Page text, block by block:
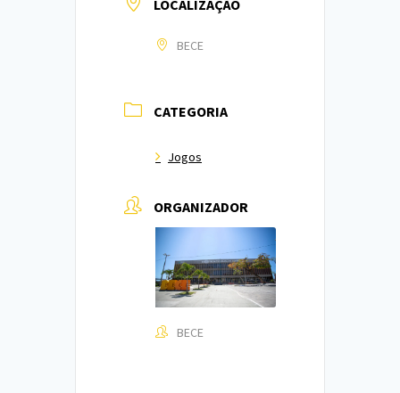
LOCALIZAÇÃO
BECE
CATEGORIA
Jogos
ORGANIZADOR
BECE